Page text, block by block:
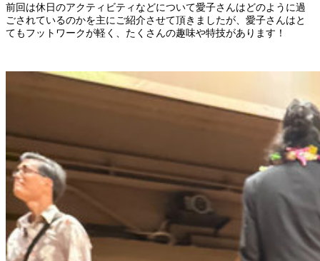
前回は休日のアクティビティなどについて愛子さんはどのように過
ごされているのかを主にご紹介させて頂きましたが、愛子さんはと
てもフットワークが軽く、たくさんの趣味や特技があります！